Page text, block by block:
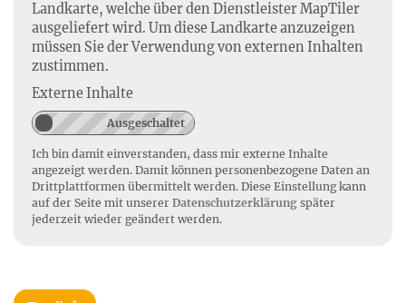
Landkarte, welche über den Dienstleister MapTiler
ausgeliefert wird. Um diese Landkarte anzuzeigen
müssen Sie der Verwendung von externen Inhalten
zustimmen.
Externe Inhalte
Ich bin damit einverstanden, dass mir externe Inhalte
angezeigt werden. Damit können personenbezogene Daten an
Drittplattformen übermittelt werden. Diese Einstellung kann
auf der Seite mit unserer Datenschutzerklärung später
jederzeit wieder geändert werden.